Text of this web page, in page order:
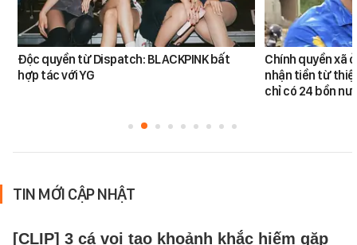
Độc quyền từ Dispatch: BLACKPINK bất
hợp tác với YG
Chính quyền xã
nhận tiền từ
chỉ có 24 bồn
TIN MỚI CẬP NHẬT
[CLIP] 3 cá voi tạo khoảnh khắc hiếm gặp